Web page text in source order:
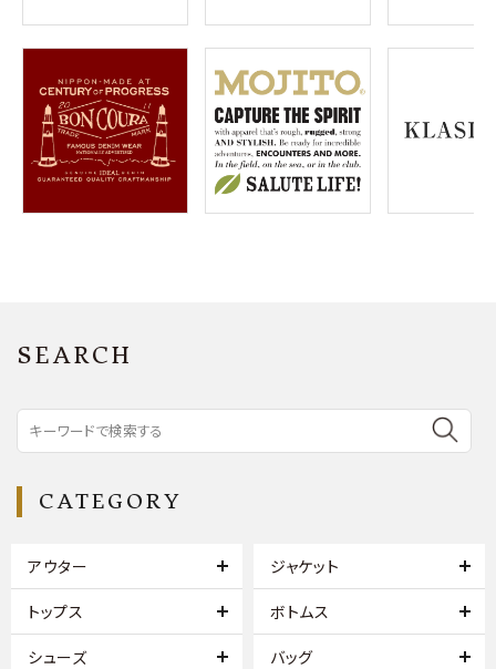
OFFICIAL WEB SITE
ACCOUNT MENU
ようこそ ゲスト 様
meeting_room ログイン 会員登録
SEARCH
CATEGORY
アウター ジャケット
トップス ボトムス
シューズ バッグ